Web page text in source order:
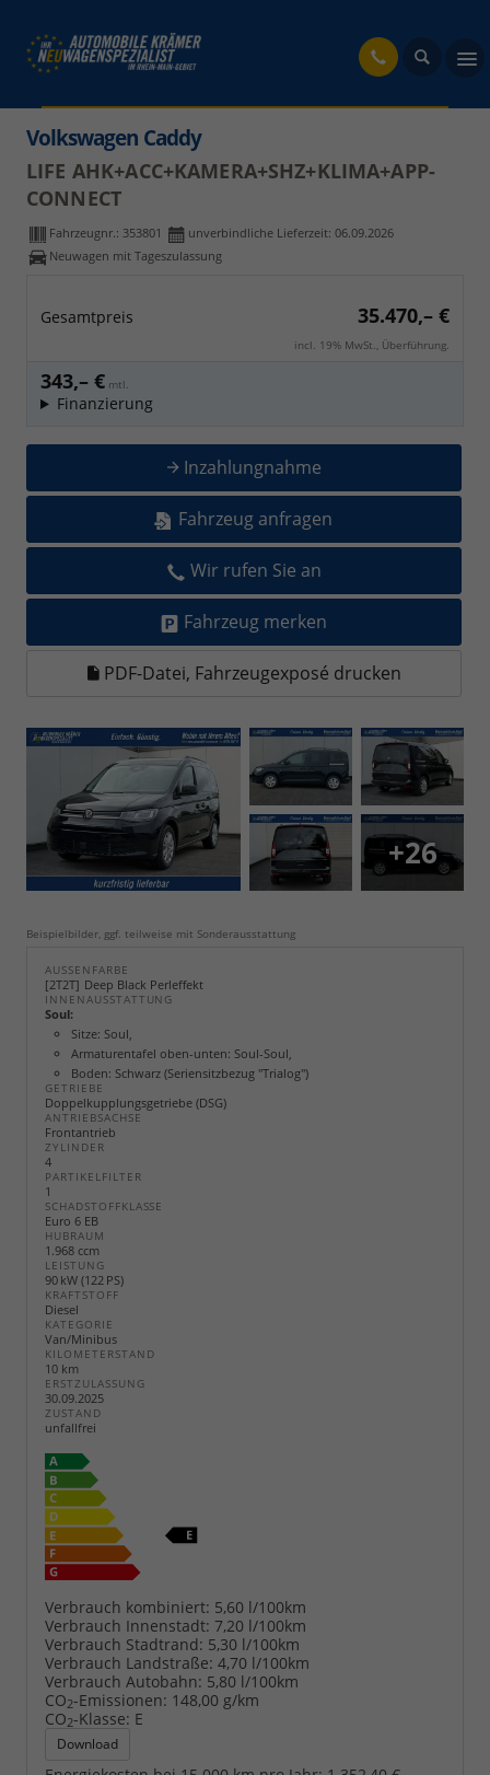
Volkswagen Caddy
LIFE AHK+ACC+KAMERA+SHZ+KLIMA+APP-
CONNECT
Fahrzeugnr.: 353801 unverbindliche Lieferzeit: 06.09.2026
Neuwagen mit Tageszulassung
Gesamtpreis 35.470,– €
incl. 19% MwSt., Überführung.
343,– € mtl.
Finanzierung
Inzahlungnahme
Fahrzeug anfragen
Wir rufen Sie an
Fahrzeug merken
PDF-Datei, Fahrzeugexposé drucken
+26
Beispielbilder, ggf. teilweise mit Sonderausstattung
AUSSENFARBE
2T2T Deep Black Perleffekt
INNENAUSSTATTUNG
Soul:
Sitze: Soul,
Armaturentafel oben-unten: Soul-Soul,
Boden: Schwarz (Seriensitzbezug "Trialog")
GETRIEBE
Doppelkupplungsgetriebe (DSG)
ANTRIEBSACHSE
Frontantrieb
ZYLINDER
4
PARTIKELFILTER
1
SCHADSTOFFKLASSE
Euro 6 EB
HUBRAUM
1.968 ccm
LEISTUNG
90 kW (122 PS)
KRAFTSTOFF
Diesel
KATEGORIE
Van/Minibus
KILOMETERSTAND
10 km
ERSTZULASSUNG
30.09.2025
ZUSTAND
unfallfrei
Verbrauch kombiniert: 5,60 l/100km
Verbrauch Innenstadt: 7,20 l/100km
Verbrauch Stadtrand: 5,30 l/100km
Verbrauch Landstraße: 4,70 l/100km
Verbrauch Autobahn: 5,80 l/100km
CO2-Emissionen: 148,00 g/km
CO2-Klasse: E
Download